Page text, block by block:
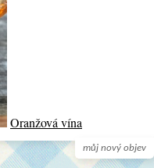
můj nový objev
Oranžová vína